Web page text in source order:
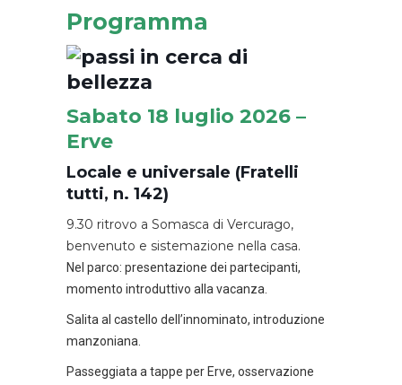
Programma
Sabato 18 luglio 2026 –
Erve
Locale e universale (Fratelli
tutti, n. 142)
9.30 ritrovo a Somasca di Vercurago,
benvenuto e sistemazione nella casa.
Nel parco: presentazione dei partecipanti,
momento introduttivo alla vacanza.
Salita al castello dell’innominato, introduzione
manzoniana.
Passeggiata a tappe per Erve, osservazione